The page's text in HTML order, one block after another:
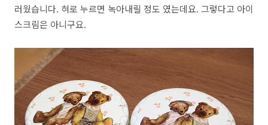
러웠습니다. 혀로 누르면 녹아내릴 정도 였는데요. 그렇다고 아이
스크림은 아니구요.